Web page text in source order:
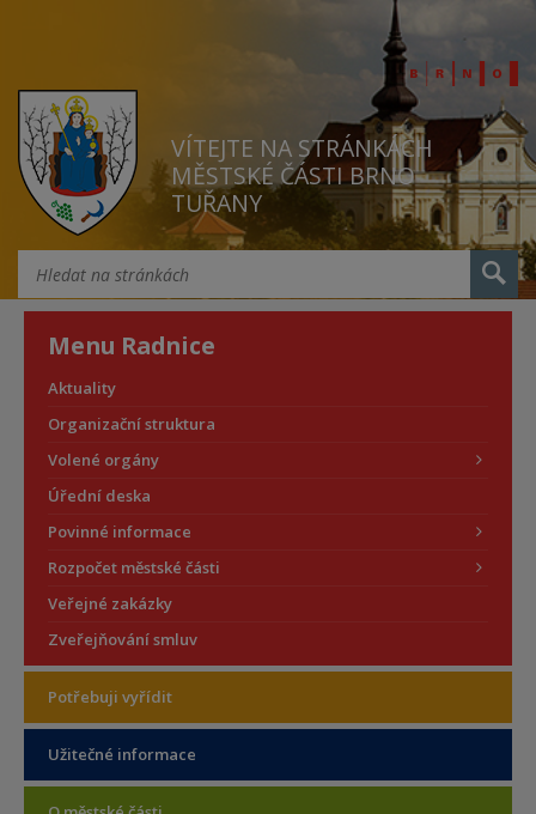
VÍTEJTE NA STRÁNKÁCH
MĚSTSKÉ ČÁSTI BRNO
TUŘANY
Menu Radnice
Aktuality
Organizační struktura
Volené orgány
Úřední deska
Povinné informace
Rozpočet městské části
Veřejné zakázky
Zveřejňování smluv
Potřebuji vyřídit
Užitečné informace